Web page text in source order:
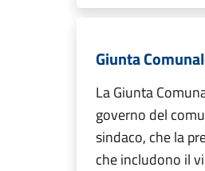
Giunta
La Giunta
governo del
sindaco, che la
che includono il